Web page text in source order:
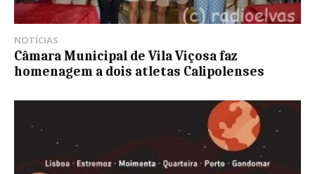
NOTÍCIAS
Câmara Municipal de Vila Viçosa faz
homenagem a dois atletas Calipolenses